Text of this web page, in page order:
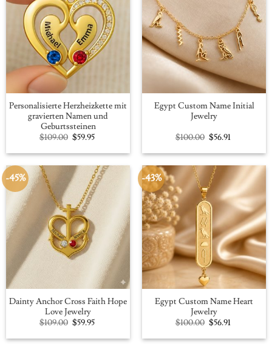
Personalisierte Herzheizkette mit
gravierten Namen und
Geburtssteinen
$109.00 Original
price
was:
$59.95Current
is:
Egypt Custom Name Initial
Jewelry
$100.00 Original
price
was:
$56.91Current
is:
-45%
Dainty Anchor Cross Faith Hope
Love Jewelry
$109.00 Original
price
was:
$59.95Current
is:
-43%
Egypt Custom Name Heart
Jewelry
$100.00 Original
price
was:
$56.91Current
is: